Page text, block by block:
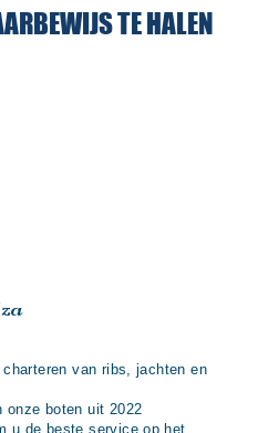
TE HALEN
van ribs, jachten en
onze boten uit 2022
u de beste service op het